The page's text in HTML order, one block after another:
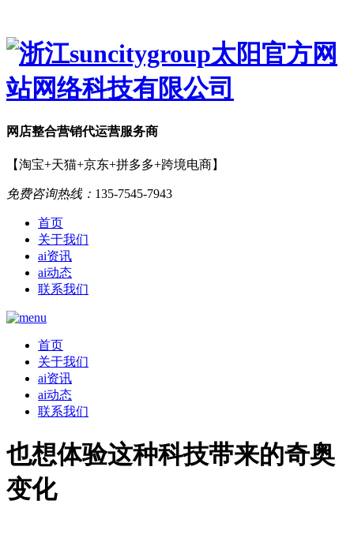
网店整合营销代运营服务商
【淘宝+天猫+京东+拼多多+跨境电商】
免费咨询热线： 135-7545-7943
首页
关于我们
ai资讯
ai动态
联系我们
首页
关于我们
ai资讯
ai动态
联系我们
也想体验这种科技带来的奇奥
变化